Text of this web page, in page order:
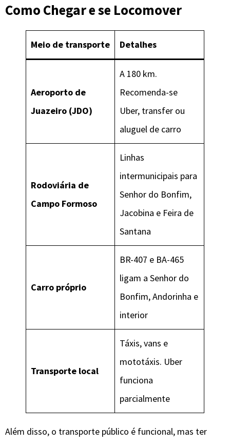
Como Chegar e se Locomover
Meio de transporte Detalhes
Aeroporto de
Juazeiro (JDO)
A 180 km.
Recomenda-se
Uber, transfer ou
aluguel de carro
Rodoviária de
Campo Formoso
Linhas
intermunicipais para
Senhor do Bonfim,
Jacobina e Feira de
Santana
Carro próprio
BR-407 e BA-465
ligam a Senhor do
Bonfim, Andorinha e
interior
Transporte local
Táxis, vans e
mototáxis. Uber
funciona
parcialmente
Além disso, o transporte público é funcional, mas ter